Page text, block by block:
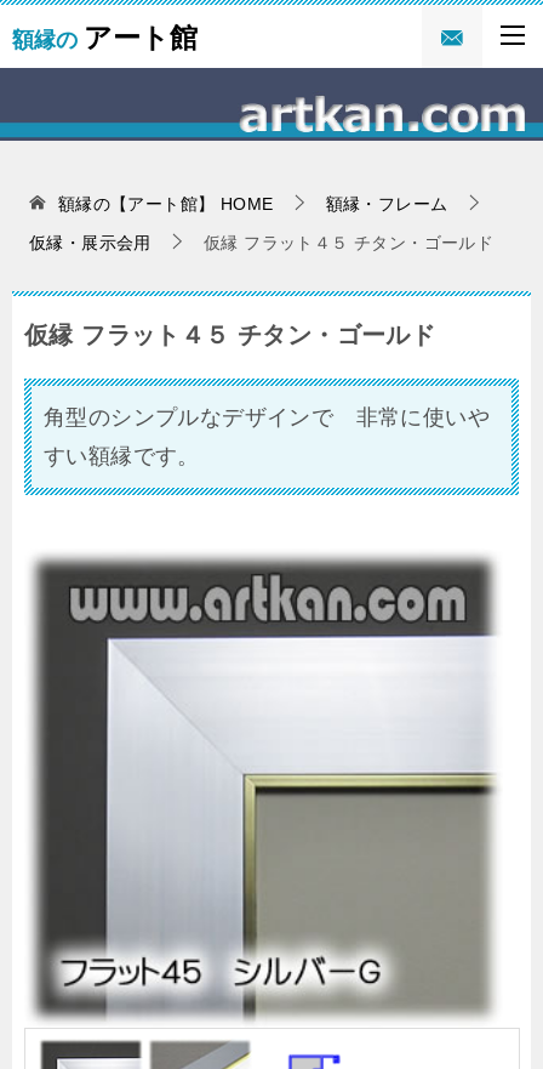
額縁の アート館
額縁の【アート館】 HOME
額縁・フレーム
仮縁・展示会用
仮縁 フラット４５ チタン・ゴールド
仮縁 フラット４５ チタン・ゴールド
角型のシンプルなデザインで 非常に使いや
すい額縁です。